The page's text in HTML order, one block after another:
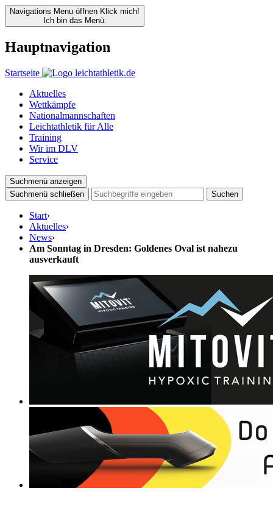
Navigations Menu öffnen Klick mich!
Ich bin das Menü.
Hauptnavigation
Startseite
Aktuelles
Wettkämpfe
Nationalmannschaften
Leichtathletik für Alle
Training
Wir im DLV
Service
Suchmenü anzeigen
Suchmenü schließen
Suchen
Start›
Aktuelles›
News›
Am Sonntag in Dresden: Goldenes Oval ist nahezu
ausverkauft